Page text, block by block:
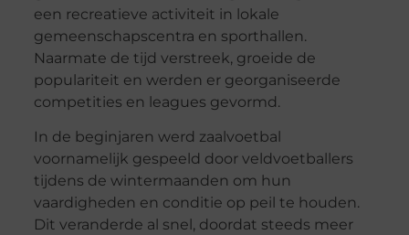
een recreatieve activiteit in lokale
gemeenschapscentra en sporthallen.
Naarmate de tijd verstreek, groeide de
populariteit en werden er georganiseerde
competities en leagues gevormd.
In de beginjaren werd zaalvoetbal
voornamelijk gespeeld door veldvoetballers
tijdens de wintermaanden om hun
vaardigheden en conditie op peil te houden.
Dit veranderde al snel, doordat steeds meer